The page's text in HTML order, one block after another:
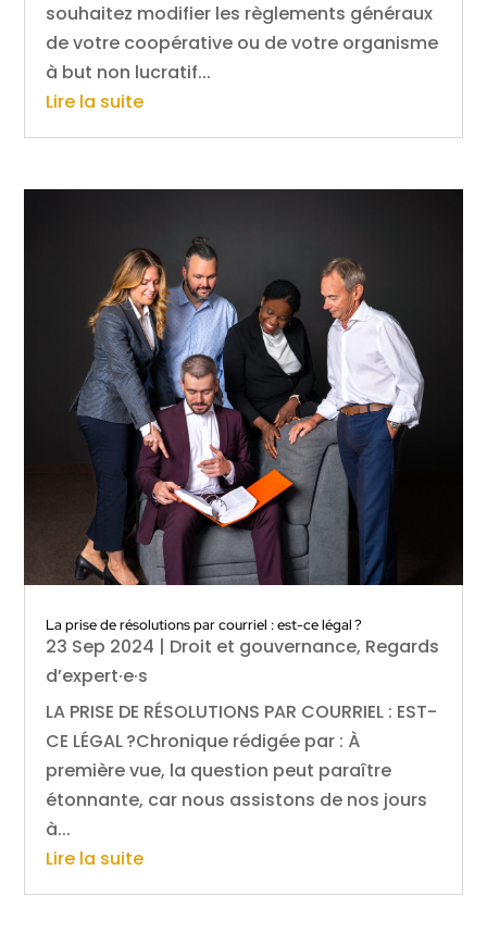
souhaitez modifier les règlements généraux
de votre coopérative ou de votre organisme
à but non lucratif...
Lire la suite
La prise de résolutions par courriel : est-ce légal ?
23 Sep 2024 | Droit et gouvernance, Regards
d’expert·e·s
LA PRISE DE RÉSOLUTIONS PAR COURRIEL : EST-
CE LÉGAL ?Chronique rédigée par : À
première vue, la question peut paraître
étonnante, car nous assistons de nos jours
à...
Lire la suite